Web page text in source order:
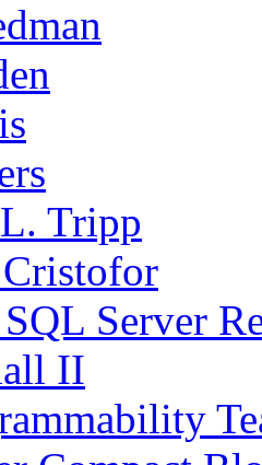
Tripp
Server
II